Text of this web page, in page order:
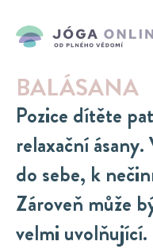
BALÁSANA
Pozice dítěte
relaxační ásany.
do sebe, k
Zároveň může
velmi uvolňující.